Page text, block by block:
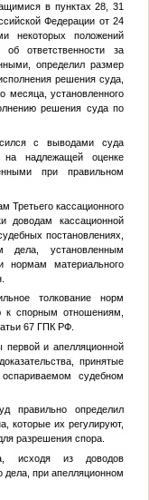
в пунктах 28, 31
Федерации от 24
положений
об ответственности за
определил размер
решения суда,
месяца, установленного
решения суда по
с выводами суда
надлежащей оценке
при правильном
Третьего кассационного
доводам кассационной
постановлениях,
дела, установленным
нормам материального
толкование норм
к спорным отношениям,
67 ГПК РФ.
и апелляционной
принятые
судебном
правильно определил
которые их регулируют,
разрешения спора.
исходя из доводов
дела, при апелляционном